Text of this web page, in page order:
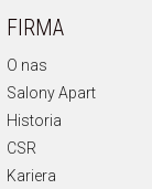
FIRMA
O nas
Salony Apart
Historia
CSR
Kariera